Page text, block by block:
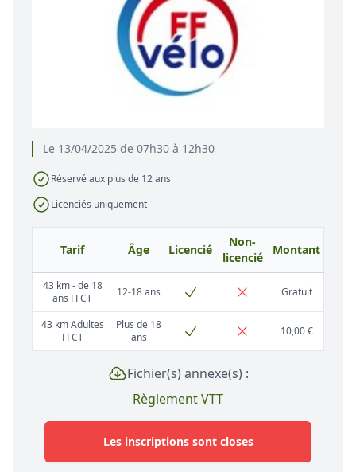
Le 13/04/2025 de 07h30 à 12h30
Réservé aux plus de 12 ans
Licenciés uniquement
Tarif Âge Licencié
Non-
licencié
Montant
43 km - de 18
ans FFCT
12-18 ans Gratuit
43 km Adultes
FFCT
Plus de 18
ans
10,00 €
Fichier(s) annexe(s) :
Règlement VTT
Les inscriptions sont closes